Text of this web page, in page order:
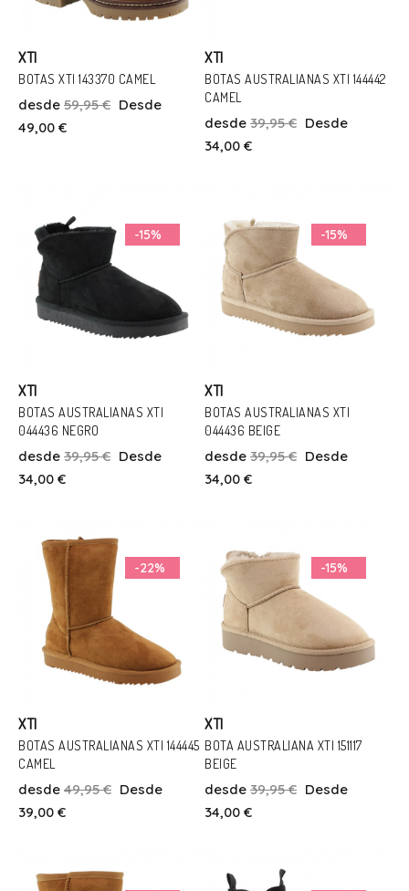
Talla
XTI
BOTAS XTI 143370 CAMEL
desde 59,95 € Desde
49,00 €
XTI
BOTAS AUSTRALIANAS XTI 144442
CAMEL
desde 39,95 € Desde
34,00 €
-15%
Añadir Al Carrito
XTI
BOTAS AUSTRALIANAS XTI
044436 NEGRO
desde 39,95 € Desde
34,00 €
-15%
XTI
BOTAS AUSTRALIANAS XTI
044436 BEIGE
desde 39,95 € Desde
34,00 €
-22%
Añadir Al Carrito
XTI
BOTAS AUSTRALIANAS XTI 144445
CAMEL
desde 49,95 € Desde
39,00 €
-15%
Añadir Al Carrito
XTI
BOTA AUSTRALIANA XTI 151117
BEIGE
desde 39,95 € Desde
34,00 €